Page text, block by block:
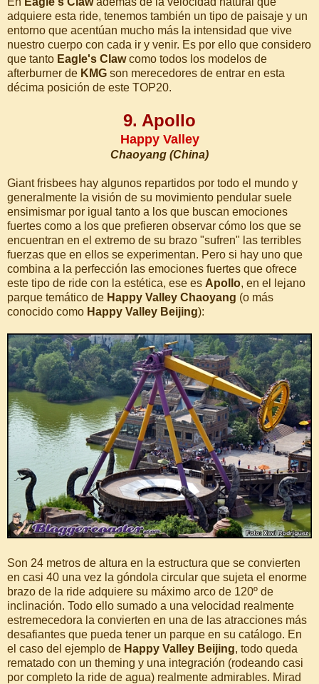
adquiere esta ride, tenemos también un tipo de paisaje y un
entorno que acentúan mucho más la intensidad que vive
nuestro cuerpo con cada ir y venir. Es por ello que considero
que tanto Eagle's Clawcomo todos los modelos de
afterburner de KMG son merecedores de entrar en esta
décima posición de este TOP20.
9. Apollo
Happy Valley
Chaoyang (China)
Giant frisbees hay algunos repartidos por todo el mundo y
generalmente la visión de su movimiento pendular suele
ensimismar por igual tanto a los que buscan emociones
fuertes como a los que prefieren observar cómo los que se
encuentran en el extremo de su brazo "sufren" las terribles
fuerzas que en ellos se experimentan. Pero si hay uno que
combina a la perfección las emociones fuertes que ofrece
este tipo de ride con la estética, ese es Apollo, en el lejano
parque temático de Happy Valley Chaoyang (o más
conocido como Happy Valley Beijing):
Son 24 metros de altura en la estructura que se convierten
en casi 40 una vez la góndola circular que sujeta el enorme
brazo de la ride adquiere su máximo arco de 120º de
inclinación. Todo ello sumado a una velocidad realmente
estremecedora la convierten en una de las atracciones más
desafiantes que pueda tener un parque en su catálogo. En
el caso del ejemplo de Happy Valley Beijing, todo queda
rematado con un theming y una integración (rodeando casi
por completo la ride de agua) realmente admirables. Mirad